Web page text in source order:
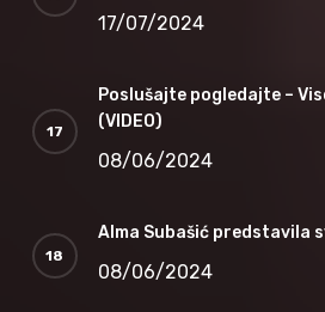
17/07/2024
Poslušajte pogledajte –
(VIDEO)
08/06/2024
Alma Subašić predstavila
08/06/2024